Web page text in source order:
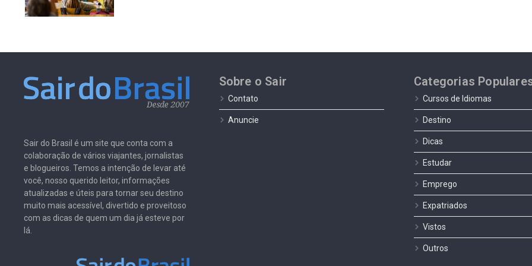
Sair do Brasil é um site que conta com a
colaboração de vários viajantes, jornalistas
e blogueiros. Temos a intenção de levar até
você, nosso querido leitor, informações
atualizadas e úteis para tornar seu destino
muito mais acessível, divertido e proveitoso
com as dicas de quem um dia já esteve por
lá.
Sobre o Sair
Contato
Anuncie
Categorias
Cursos de Idiomas
Destino
Dicas
Estudar
Emprego
Expatriados
Vistos
Outros